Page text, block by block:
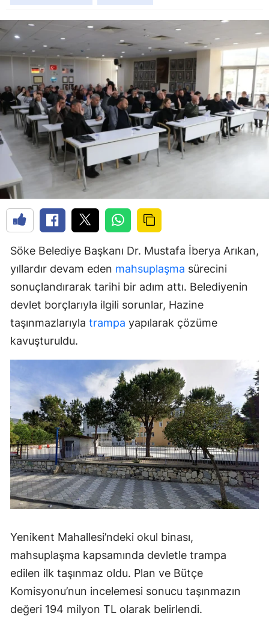
Söke Belediye Başkanı Dr. Mustafa İberya Arıkan,
yıllardır devam eden mahsuplaşma sürecini
sonuçlandırarak tarihi bir adım attı. Belediyenin
devlet borçlarıyla ilgili sorunlar, Hazine
taşınmazlarıyla trampa yapılarak çözüme
kavuşturuldu.
Yenikent Mahallesi’ndeki okul binası,
mahsuplaşma kapsamında devletle trampa
edilen ilk taşınmaz oldu. Plan ve Bütçe
Komisyonu’nun incelemesi sonucu taşınmazın
değeri 194 milyon TL olarak belirlendi.